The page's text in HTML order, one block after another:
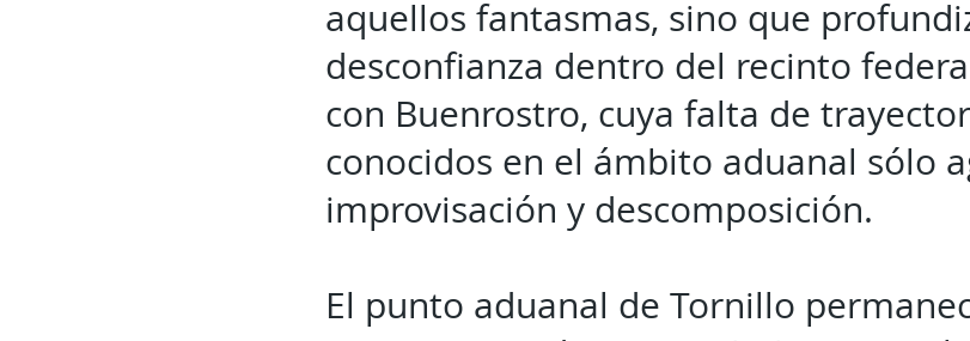
aquellos fantasmas, sino que
desconfianza dentro del recinto
con Buenrostro, cuya falta de
conocidos en el ámbito aduanal sólo
improvisación y descomposición.
El punto aduanal de Tornillo